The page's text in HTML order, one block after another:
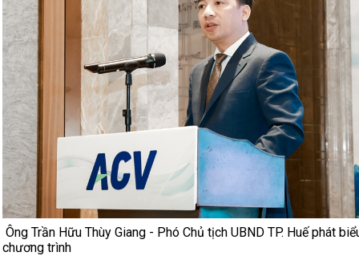
Ông Trần Hữu Thùy Giang - Phó Chủ tịch UBND TP. Huế phát
chương trình